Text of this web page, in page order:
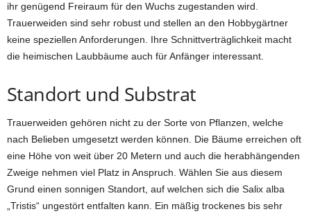
ihr genügend Freiraum für den Wuchs zugestanden wird.
Trauerweiden sind sehr robust und stellen an den Hobbygärtner
keine speziellen Anforderungen. Ihre Schnittverträglichkeit macht
die heimischen Laubbäume auch für Anfänger interessant.
Standort und Substrat
Trauerweiden gehören nicht zu der Sorte von Pflanzen, welche
nach Belieben umgesetzt werden können. Die Bäume erreichen oft
eine Höhe von weit über 20 Metern und auch die herabhängenden
Zweige nehmen viel Platz in Anspruch. Wählen Sie aus diesem
Grund einen sonnigen Standort, auf welchen sich die Salix alba
„Tristis“ ungestört entfalten kann. Ein mäßig trockenes bis sehr